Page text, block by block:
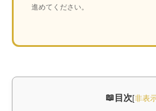
進めてください。
目次[非表